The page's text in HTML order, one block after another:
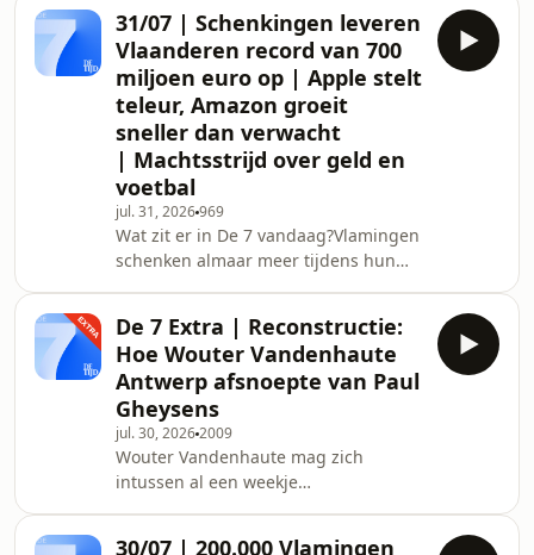
hardware? IT-man
naar Patagoni&euml;. Meer dan
dertig jaar droomde hij over dat grote
niets, ge&iuml;nspireerd door een
boek en het reisprogramma van
Boudewijn B&uuml;ch. Hij ging op
zoek naar het einde van de wereld,
kreeg literaire inspiratie en spotte
een wel heel kleine poema. Host:
31/07 | Schenkingen leveren
Vlaanderen record van 700
miljoen euro op | Apple stelt
teleur, Amazon groeit
sneller dan verwacht
| Machtsstrijd over geld en
voetbal
jul. 31, 2026969
Wat zit er in De 7 vandaag?Vlamingen
schenken almaar meer tijdens hun
Waarom kiezen zoveel families voor
een schenking?Apple en Amazon
kwamen gisteravond met resultaten.
De Iphone-maker stelde vooral qua
vooruitzichten teleur en daar waren
de beleggers niet blij mee. Amazon
ziet zijn cloud-tak dan weer sneller
groeien dan verwacht.En E
De 7 Extra | Reconstructie:
Hoe Wouter Vandenhaute
Antwerp afsnoepte van Paul
Gheysens
jul. 30, 20262009
Wouter Vandenhaute mag zich
intussen al een weekje
30/07 | 200.000 Vlamingen